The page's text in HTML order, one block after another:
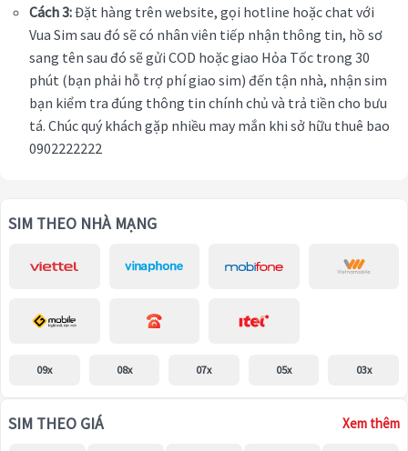
Cách 3:Đặt hàng trên website, gọi hotline hoặc chat với
Vua Sim sau đó sẽ có nhân viên tiếp nhận thông tin, hồ sơ
sang tên sau đó sẽ gửi COD hoặc giao Hỏa Tốc trong 30
phút (bạn phải hỗ trợ phí giao sim) đến tận nhà, nhận sim
bạn kiểm tra đúng thông tin chính chủ và trả tiền cho bưu
tá. Chúc quý khách gặp nhiều may mắn khi sở hữu thuê bao
0902222222
SIM THEO NHÀ MẠNG
09x 08x 07x 05x 03x
SIM THEO GIÁ Xem thêm